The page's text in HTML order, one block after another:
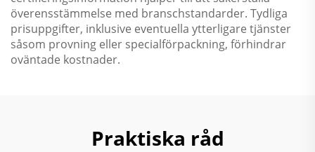
överensstämmelse med branschstandarder. Tydliga
prisuppgifter, inklusive eventuella ytterligare tjänster
såsom provning eller specialförpackning, förhindrar
oväntade kostnader.
Praktiska råd